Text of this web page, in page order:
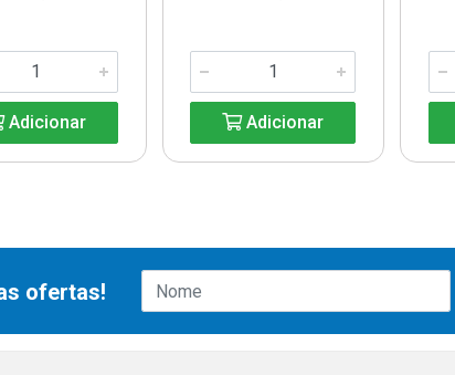
Adicionar Adicionar
ofertas!